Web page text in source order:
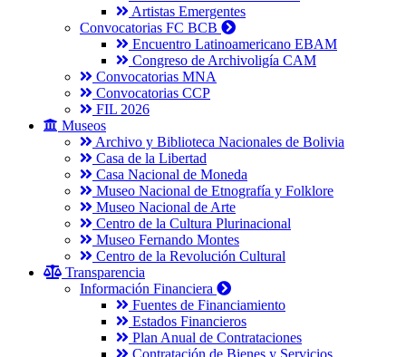
Artistas Emergentes
Convocatorias FC BCB
Encuentro Latinoamericano EBAM
Congreso de Archivoligía CAM
Convocatorias MNA
Convocatorias CCP
FIL 2026
Museos
Archivo y Biblioteca Nacionales de Bolivia
Casa de la Libertad
Casa Nacional de Moneda
Museo Nacional de Etnografía y Folklore
Museo Nacional de Arte
Centro de la Cultura Plurinacional
Museo Fernando Montes
Centro de la Revolución Cultural
Transparencia
Información Financiera
Fuentes de Financiamiento
Estados Financieros
Plan Anual de Contrataciones
Contratación de Bienes y Servicios